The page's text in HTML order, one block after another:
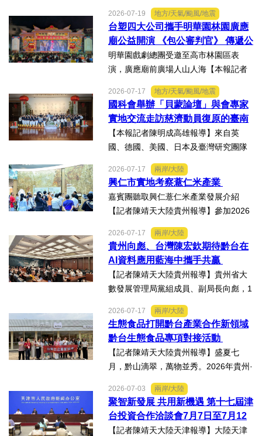
灣周寶島風情市集暨文化交流之夜，7月
16日晚上在武漢武商夢時代一樓中庭溫
情上演，歌聲文脈聯結兩地，這場融美
食、文創、歌舞、匠人分享...
2026-07-19 地方/天氣/颱風/地震
台塑四大公司攜手明華園林園廣應
廟公益開演 《包公審判官》 傳遞公
義與自省精神
明華園戲劇總團受邀至高市林園區表
演，廣應廟前廣場人山人海【本報記者
陳明成高雄報導】台塑、南亞、台化及
台塑石化等四大公司邀請由當家小生孫
翠鳳領軍的明華園戲劇總團，周末晚在
高雄市林園區廣應廟公益演...
2026-07-17 地方/天氣/颱風/地震
國科會舉辦「貝蒙論壇」與會專家
實地交流走訪慈濟動員復原的臺南
楠西地震及丹娜絲風災區
【本報記者陳明成高雄報導】來自英
國、德國、美國、日本及臺灣研究團隊
及國際評審專家所參與為期四天，由國
科會舉辦的「貝蒙論壇」，實地交流活
動走訪臺南楠西地震及丹娜絲風災區，
慈濟動員資金與萬人次的復原...
2026-07-17 兩岸/大陸
興仁市實地考察薏仁米產業
嘉賓團聽取興仁薏仁米產業發展介紹
【記者陳靖天大陸貴州報導】參加2026
貴州·臺灣經貿交流合作懇談會、黔台特
色產業助力鄉村振興對接會的臺灣嘉賓
組團，7月15日，到興仁市實地考察，深
入調研興仁薏仁米...
2026-07-17 兩岸/大陸
貴州向彪、台灣陳宏欽期待黔台在
AI資料應用藍海中攜手共贏
【記者陳靖天大陸貴州報導】貴州省大
數發展管理局黨組成員、副局長向彪，1
4日，在2026年貴州・臺灣經貿交流合
作懇談會黔台大數據與人工智能產業對
接會上表示，召開黔台大數據與人工智
能產業對接會，旨在搭建兩...
2026-07-17 兩岸/大陸
生態食品打開黔台產業合作新領域
黔台生態食品專項對接活動
【記者陳靖天大陸貴州報導】盛夏七
月，黔山滴翠，萬物並秀。2026年貴州·
臺灣經貿交流合作懇談會「黔台生態食
品專項對接活動」於7月13日至16日舉
行。近30名台商代表跨海而來，踏訪貴
州生態食品產業一線，...
2026-07-03 兩岸/大陸
聚智新發展 共用新機遇 第十七屆津
台投資合作洽談會7月7日至7月12
日在天津舉辦
【記者陳靖天大陸天津報導】大陸天津